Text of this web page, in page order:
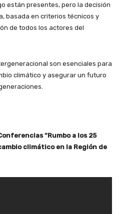
están presentes, pero la decisión
basada en criterios técnicos y
de todos los actores del
son esenciales para
climático y asegurar un futuro
“Rumbo a los 25
climático en la Región de